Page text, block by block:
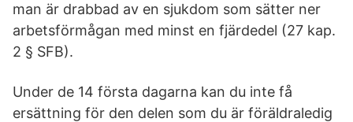
man är drabbad av en sjukdom som sätter ner
arbetsförmågan med minst en fjärdedel (27 kap.
2 § SFB).
Under de 14 första dagarna kan du inte få
ersättning för den delen som du är föräldraledig